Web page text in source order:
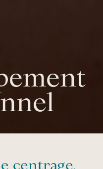
centrage,